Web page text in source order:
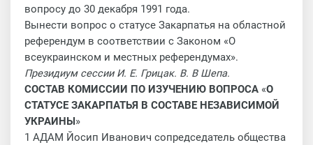
вопросу до 30 декабря 1991 года.
Вынести вопрос о статусе Закарпатья на областной
референдум в соответствии с Законом «О
всеукраинском и местных референдумах».
Президиум сессии И. Е. Грицак. В. В Шепа.
СОСТАВ КОМИССИИ ПО ИЗУЧЕНИЮ ВОПРОСА «О
СТАТУСЕ ЗАКАРПАТЬЯ В СОСТАВЕ НЕЗАВИСИМОЙ
УКРАИНЫ »
1 АДАМ Йосип Иванович сопредседатель общества